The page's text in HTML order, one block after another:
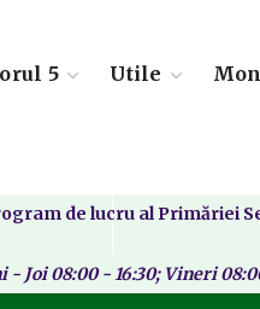
5 Utile
de lucru al Primăriei
- Joi 08:00 - 16:30; Vineri